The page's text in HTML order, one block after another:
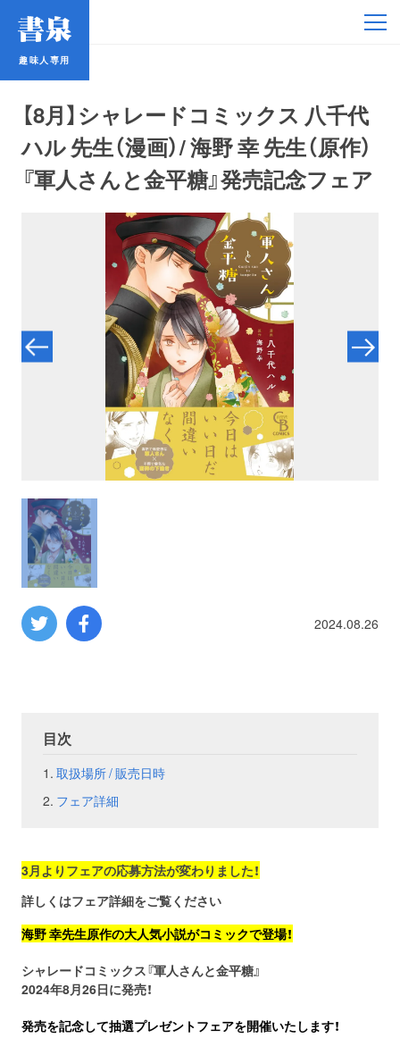
趣味人専用
【8月】シャレードコミックス 八千代
ハル 先生（漫画）/ 海野 幸 先生（原作）
『軍人さんと金平糖』発売記念フェア
2024.08.26
目次
取扱場所 / 販売日時
フェア詳細
3月よりフェアの応募方法が変わりました！
詳しくはフェア詳細をご覧ください
海野 幸先生原作の大人気小説がコミックで登場！
シャレードコミックス『軍人さんと金平糖』
2024年8月26日に発売！
発売を記念して抽選プレゼントフェアを開催いたします！
趣味人専用
鉄道・バス
コミック・ラノベ
プロレス
コンピューター
ミリタリー
その他
フェア